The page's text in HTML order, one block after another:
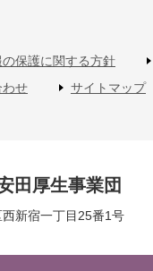
保護に関する方針
わせ サイトマップ
田厚生事業団
新宿一丁目25番1号